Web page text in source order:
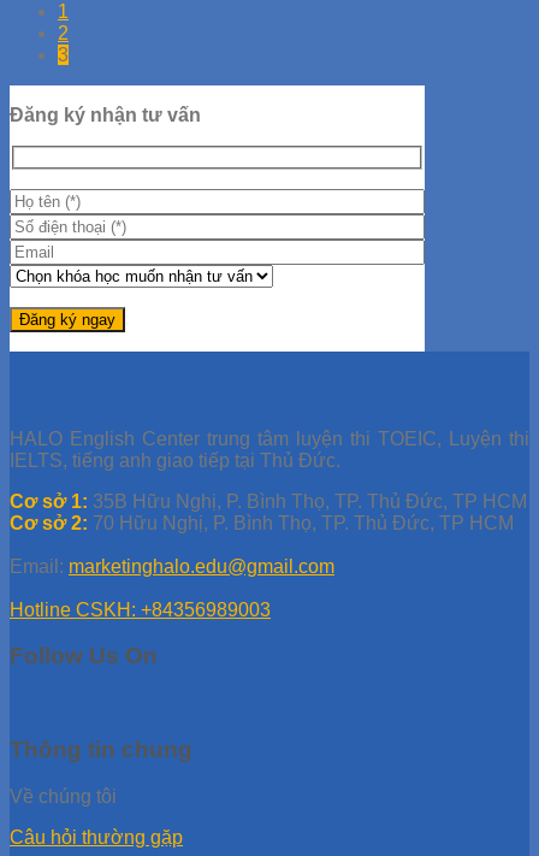
1
2
3
Đăng ký nhận tư vấn
HALO English Center trung tâm luyện thi TOEIC, Luyện thi
IELTS, tiếng anh giao tiếp tại Thủ Đức.
Cơ sở 1: 35B Hữu Nghị, P. Bình Thọ, TP. Thủ Đức, TP HCM
Cơ sở 2: 70 Hữu Nghị, P. Bình Thọ, TP. Thủ Đức, TP HCM
Email: marketinghalo.edu@gmail.com
Hotline CSKH: +84356989003
Follow Us On
Thông tin chung
Về chúng tôi
Câu hỏi thường gặp